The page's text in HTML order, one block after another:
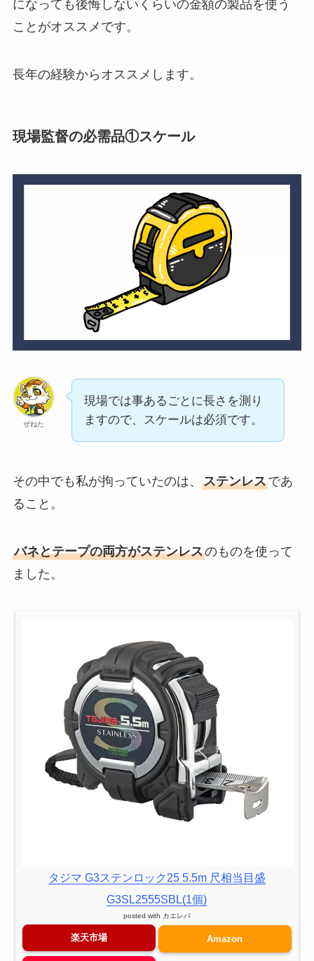
になっても後悔しないくらいの金額の製品を使う
ことがオススメです。
長年の経験からオススメします。
現場監督の必需品①スケール
ぜねた
現場では事あるごとに長さを測り
ますので、スケールは必須です。
その中でも私が拘っていたのは、 ステンレスであ
ること。
バネとテープの両方がステンレスのものを使って
ました。
タジマ G3ステンロック25 5.5m 尺相当目盛
G3SL2555SBL(1個)
posted with カエレバ
楽天市場 Amazon